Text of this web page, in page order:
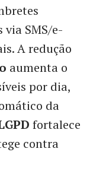
SMS/e-
A redução
aumenta o
por dia,
da
fortalece
contra